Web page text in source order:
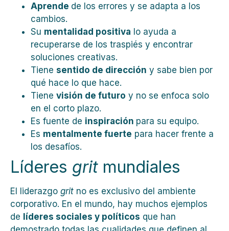
Aprende de los errores y se adapta a los
cambios.
Su mentalidad positiva lo ayuda a
recuperarse de los traspiés y encontrar
soluciones creativas.
Tiene sentido de dirección y sabe bien por
qué hace lo que hace.
Tiene visión de futuro y no se enfoca solo
en el corto plazo.
Es fuente de inspiración para su equipo.
Es mentalmente fuerte para hacer frente a
los desafíos.
Líderes grit mundiales
El liderazgo grit no es exclusivo del ambiente
corporativo. En el mundo, hay muchos ejemplos
de líderes sociales y políticos que han